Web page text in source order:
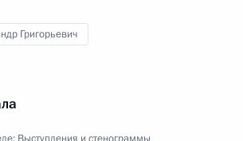
Григорьевич